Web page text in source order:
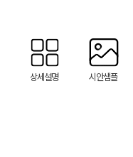
상세설명 시안샘플